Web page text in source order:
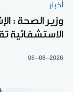
أخبار
وزير الصحة :
الاستشفائية
06-08-2026